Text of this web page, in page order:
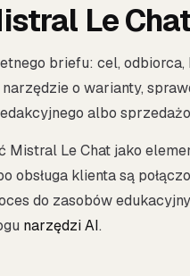
Le
briefu: cel,
o warianty,
albo
Mistral Le Chat jako
obsługa klienta są
do zasobów
narzędzi AI.